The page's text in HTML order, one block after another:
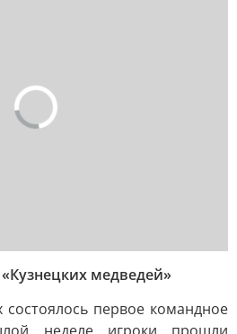
медведей»
состоялось первое командное